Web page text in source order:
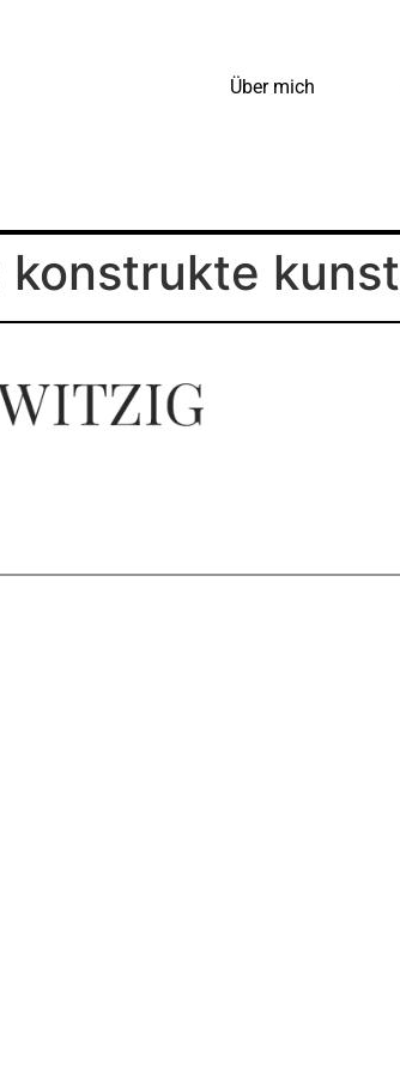
Über mich
konstrukte kunst